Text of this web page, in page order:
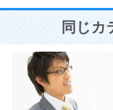
同じカ